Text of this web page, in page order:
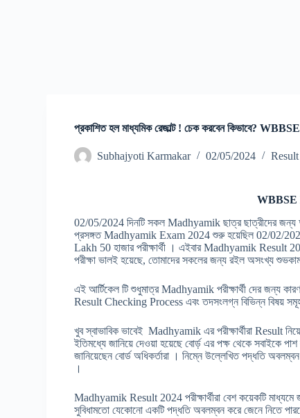
প্রকাশিত হল মাধ্যমিক রেজাল্ট ! চেক করবেন কিভাবে?
Subhajyoti Karmakar 02/05/2024 Result
WBBSE
02/05/2024 দিনটি সকল Madhyamik ছাত্র ছাত্রীদের
প্রসঙ্গত Madhyamik Exam 2024 শুরু হয়েছিল 02/02/
Lakh 50 হাজার পরীক্ষার্থী । এইবার Madhyamik Result
পরীক্ষা ভালই হয়েছে, তোমাদের সকলের জন্য রইল অসংখ্য
এই আর্টিকেল টি শুধুমাত্র Madhyamik পরীক্ষার্থী দের জন্য
Result Checking Process এবং তদসংলগ্ন বিভিন্ন বিষয়
খুব স্বাভাবিক ভাবেই Madhyamik এর পরীক্ষার্থীরা Result
ইতিমধ্যে জানিয়ে দেওয়া হয়েছে বোর্ড় এর পক্ষ থেকে সবাইকে
জানিয়েছেন বোর্ড অধিকর্তারা । নিম্নে উল্লেখিত পদ্ধতি
।
Madhyamik Result 2024 পরীক্ষার্থীরা বেশ কয়েকটি
সুবিধামতো যেকোনো একটি পদ্ধতি অবলম্বন করে জেনে নিতে